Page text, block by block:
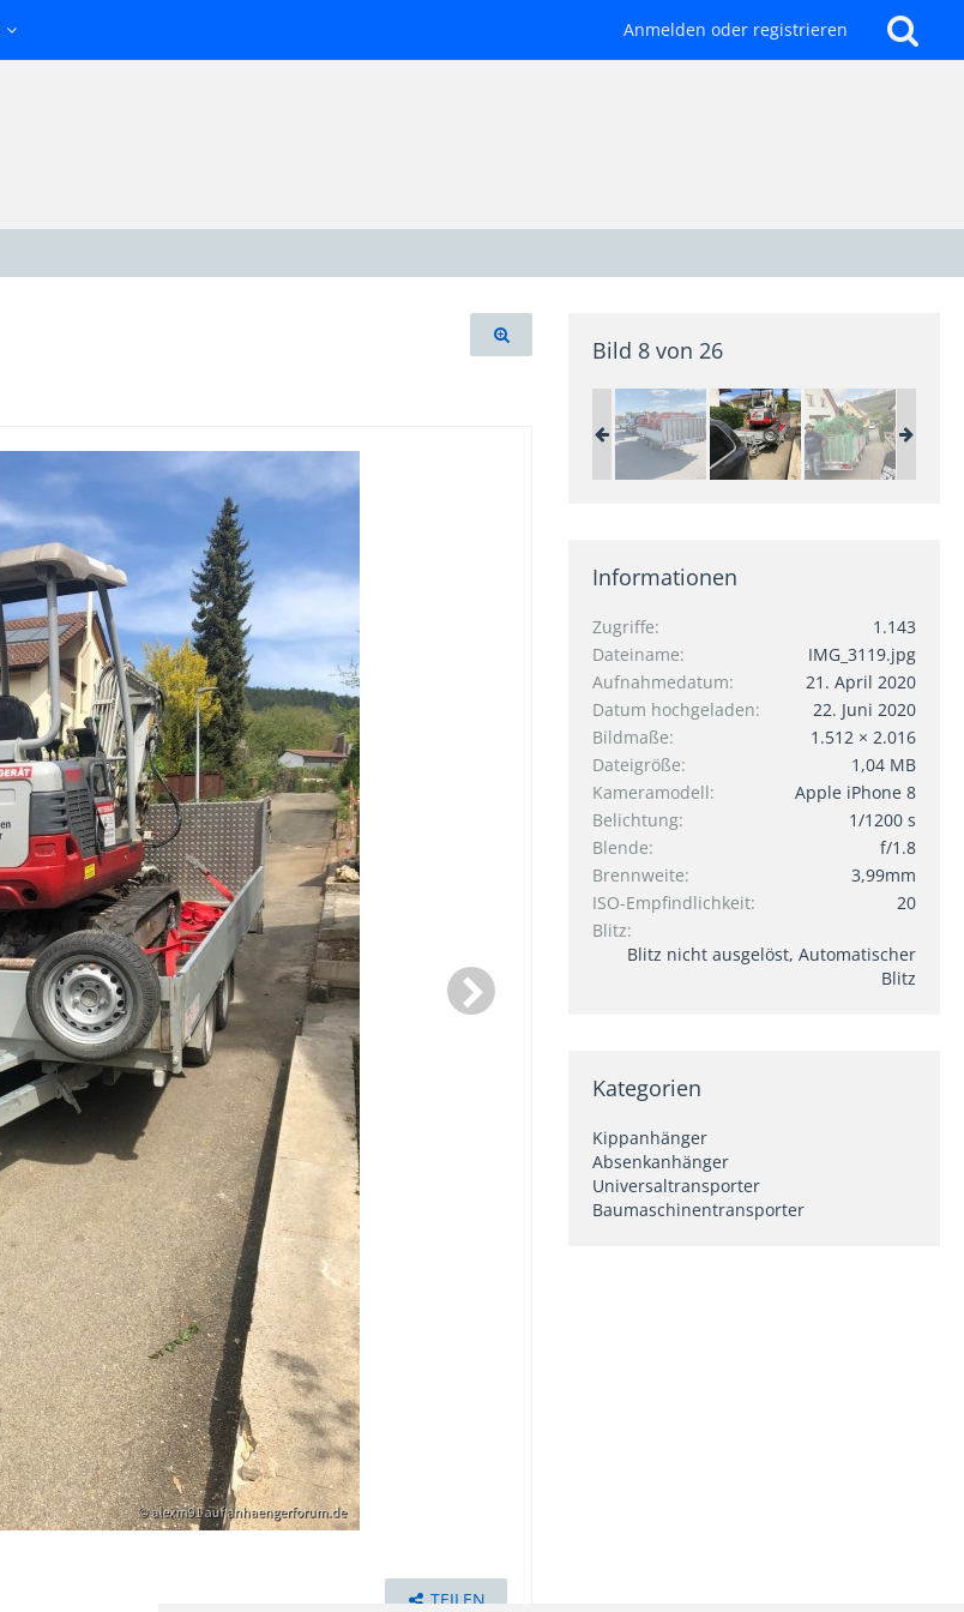
Anmelden oder registrieren
TEILEN
Bild 8 von 26
Informationen
Zugriffe
1.143
Dateiname
IMG_3119.jpg
Aufnahmedatum
21. April 2020
Datum hochgeladen
22. Juni 2020
Bildmaße
1.512 × 2.016
Dateigröße
1,04 MB
Kameramodell
Apple iPhone 8
Belichtung
1/1200 s
Blende
f/1.8
Brennweite
3,99mm
ISO-Empfindlichkeit
20
Blitz
Blitz nicht ausgelöst, Automatischer
Blitz
Kategorien
Kippanhänger
Absenkanhänger
Universaltransporter
Baumaschinentransporter